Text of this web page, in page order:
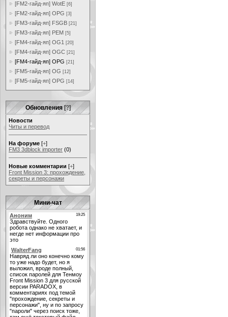
[FM2-гайд-яп] WotE [6]
[FM2-гайд-яп] OPG [3]
[FM3-гайд-яп] FSGB [21]
[FM3-гайд-яп] PEM [5]
[FM4-гайд-яп] OG1 [20]
[FM4-гайд-яп] OGC [21]
[FM4-гайд-яп] OPG [21]
[FM5-гайд-яп] OG [12]
[FM5-гайд-яп] OPG [14]
Обновления [?]
Новости
Читы и перевод
На форуме [+]
FM3 3dblock importer (0)
Новые комментарии [+]
Front Mission 3: прохождение,
секреты и персонажи
Мини-чат